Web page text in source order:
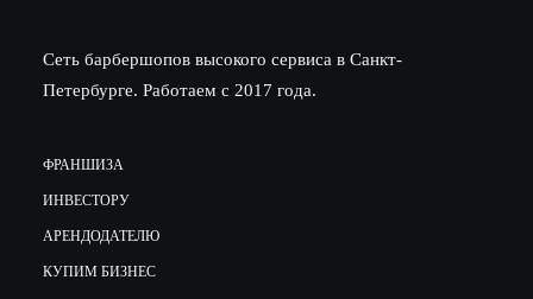
Сеть барбершопов высокого сервиса в Санкт-
Петербурге. Работаем с 2017 года.
ФРАНШИЗА
ИНВЕСТОРУ
АРЕНДОДАТЕЛЮ
КУПИМ БИЗНЕС